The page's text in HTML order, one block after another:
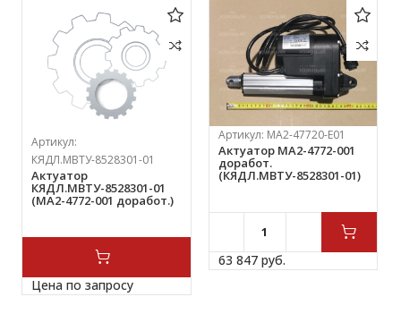
Артикул:
КЯДЛ.МВТУ-8528301-01
Актуатор
КЯДЛ.МВТУ-8528301-01
(МА2-4772-001 доработ.)
Цена по запросу
Артикул: МА2-47720-Е01
Актуатор МА2-4772-001
доработ.
(КЯДЛ.МВТУ-8528301-01)
63 847 руб.